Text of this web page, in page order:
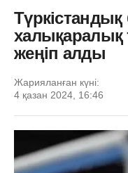
халықаралық
жеңіп алды
Жарияланған күні:
4 қазан 2024, 16:46